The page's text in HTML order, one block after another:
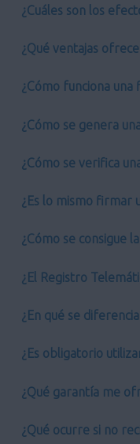
¿Cuáles son los
¿Qué ventajas
¿Cómo funciona
¿Cómo se genera
¿Cómo se verifica
¿Es lo mismo firmar
¿Cómo se consigue
¿El Registro
¿En qué se
¿Es obligatorio
¿Qué garantía me
¿Qué ocurre si no